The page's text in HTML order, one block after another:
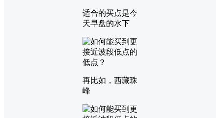
适合的买点是今
天早盘的水下
再比如，西藏珠
峰